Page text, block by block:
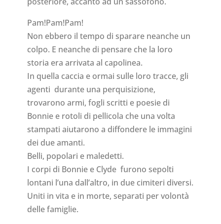
Pam!Pam!Pam!
Non ebbero il tempo di sparare neanche un
colpo. E neanche di pensare che la loro
storia era arrivata al capolinea.
In quella caccia e ormai sulle loro tracce, gli
agenti durante una perquisizione,
trovarono armi, fogli scritti e poesie di
Bonnie e rotoli di pellicola che una volta
stampati aiutarono a diffondere le immagini
dei due amanti.
Belli, popolari e maledetti.
I corpi di Bonnie e Clyde furono sepolti
lontani l’una dall’altro, in due cimiteri diversi.
Uniti in vita e in morte, separati per volontà
delle famiglie.